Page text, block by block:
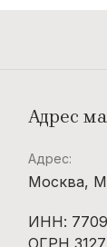
Адрес
Адрес:
Москва,
ИНН: